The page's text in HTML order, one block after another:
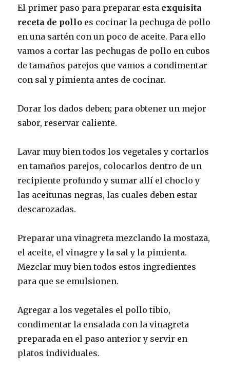
El primer paso para preparar esta exquisita
receta de pollo es cocinar la pechuga de pollo
en una sartén con un poco de aceite. Para ello
vamos a cortar las pechugas de pollo en cubos
de tamaños parejos que vamos a condimentar
con sal y pimienta antes de cocinar.
Dorar los dados deben; para obtener un mejor
sabor, reservar caliente.
Lavar muy bien todos los vegetales y cortarlos
en tamaños parejos, colocarlos dentro de un
recipiente profundo y sumar allí el choclo y
las aceitunas negras, las cuales deben estar
descarozadas.
Preparar una vinagreta mezclando la mostaza,
el aceite, el vinagre y la sal y la pimienta.
Mezclar muy bien todos estos ingredientes
para que se emulsionen.
Agregar a los vegetales el pollo tibio,
condimentar la ensalada con la vinagreta
preparada en el paso anterior y servir en
platos individuales.